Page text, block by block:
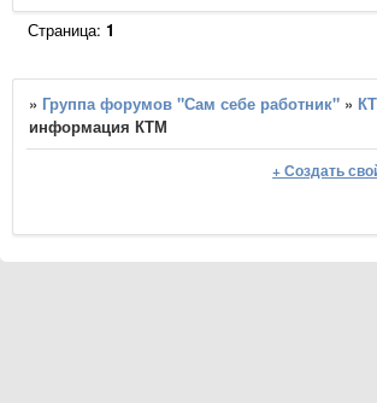
Страница:1
» Группа форумов "Сам себе работник" »
информация КТМ
+ Создать